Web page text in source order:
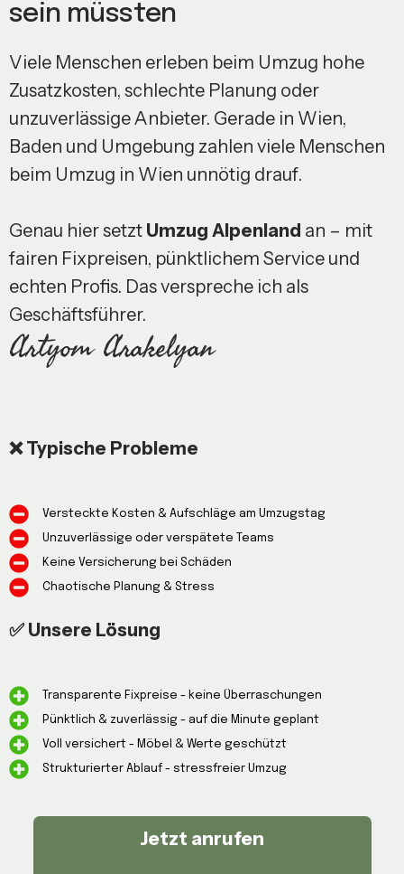
sein müssten
Viele Menschen erleben beim Umzug hohe
Zusatzkosten, schlechte Planung oder
unzuverlässige Anbieter. Gerade in Wien,
Baden und Umgebung zahlen viele Menschen
beim Umzug in Wien unnötig drauf.
Genau hier setzt Umzug Alpenland an – mit
fairen Fixpreisen, pünktlichem Service und
echten Profis. Das verspreche ich als
Geschäftsführer.
Artyom Arakelyan
❌ Typische Probleme
Versteckte Kosten & Aufschläge am Umzugstag
Unzuverlässige oder verspätete Teams
Keine Versicherung bei Schäden
Chaotische Planung & Stress
✅ Unsere Lösung
Transparente Fixpreise - keine Überraschungen
Pünktlich & zuverlässig - auf die Minute geplant
Voll versichert - Möbel & Werte geschützt
Strukturierter Ablauf - stressfreier Umzug
Jetzt anrufen